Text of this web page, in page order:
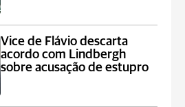
Vice de Flávio descarta
acordo com Lindbergh
sobre acusação de estupro